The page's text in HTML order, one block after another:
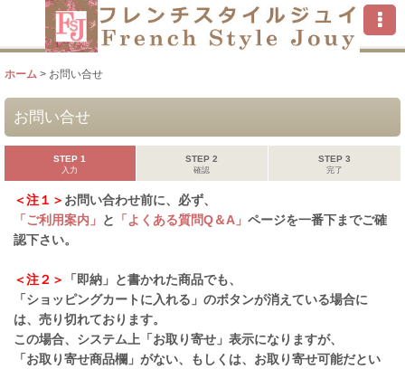
ホーム > お問い合せ
お問い合せ
STEP 1
入力
STEP 2
確認
STEP 3
完了
＜注１＞ お問い合わせ前に、必ず、
「ご利用案内」 と 「よくある質問Q＆A」 ページを一番下までご確
認下さい。
＜注２＞
「即納」と書かれた商品でも、
「ショッピングカートに入れる」のボタンが消えている場合に
は、売り切れております。
この場合、システム上「お取り寄せ」表示になりますが、
「お取り寄せ商品欄」がない、もしくは、お取り寄せ可能だとい